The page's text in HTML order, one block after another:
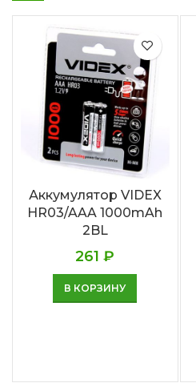
Аккумулятор VIDEX
HR03/AAA 1000mAh
2BL
261₽
В КОРЗИНУ